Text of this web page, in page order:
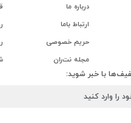
درباره ما
ارتباط باما
حریم خصوصی
مجله نت‌ران
با خبر شوید: